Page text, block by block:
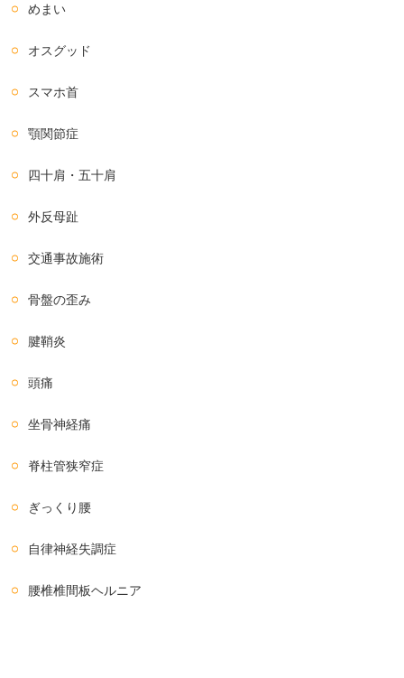
めまい
オスグッド
スマホ首
顎関節症
四十肩・五十肩
外反母趾
交通事故施術
骨盤の歪み
腱鞘炎
頭痛
坐骨神経痛
脊柱管狭窄症
ぎっくり腰
自律神経失調症
腰椎椎間板ヘルニア